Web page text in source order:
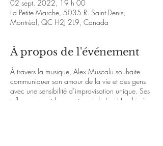
02 sept. 2022, 19 h 00
La Petite Marche, 5035 R. Saint-Denis,
Montréal, QC H2J 2L9, Canada
À propos de l'événement
À travers la musique, Alex Muscalu souhaite
communiquer son amour de la vie et des gens
avec une sensibilité d’improvisation unique. Ses
influences sont larges et vont de Jimi Hendrix à